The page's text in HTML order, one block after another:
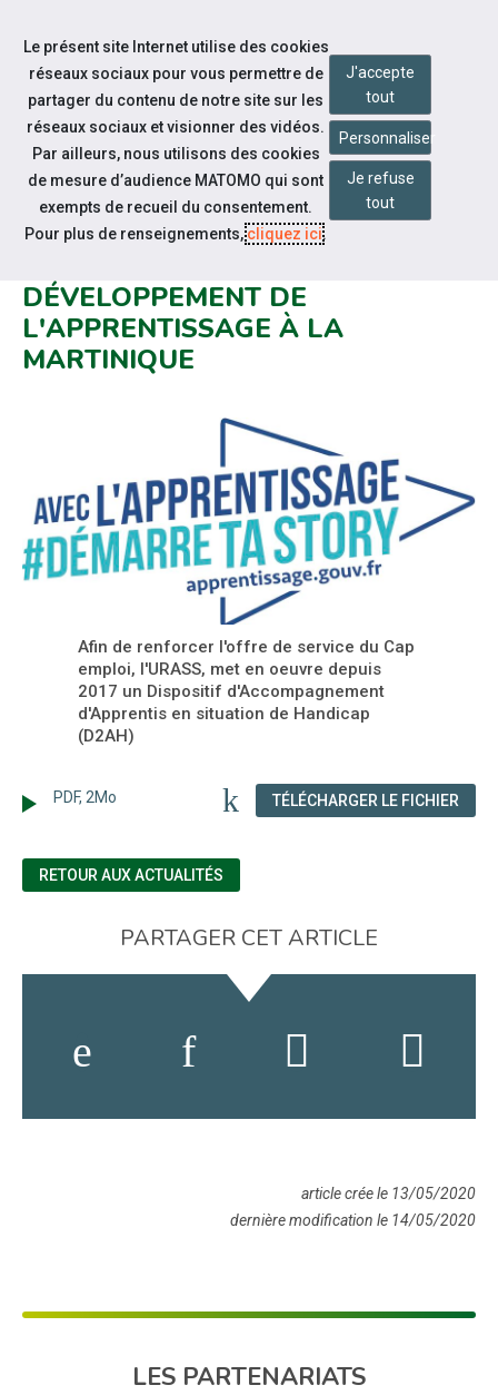
Aller au contenu
Notre actualité
CAP EMPLOI ET LE D2AH,
DÉVELOPPEMENT DE
L'APPRENTISSAGE À LA
MARTINIQUE
Afin de renforcer l'offre de service du Cap
emploi, l'URASS, met en oeuvre depuis
2017 un Dispositif d'Accompagnement
d'Apprentis en situation de Handicap
(D2AH)
PDF, 2Mo TÉLÉCHARGER LE FICHIER
RETOUR AUX ACTUALITÉS
PARTAGER CET ARTICLE
article crée le 13/05/2020
dernière modification le 14/05/2020
LES PARTENARIATS
Le présent site Internet utilise des cookies
réseaux sociaux pour vous permettre de
partager du contenu de notre site sur les
réseaux sociaux et visionner des vidéos.
Par ailleurs, nous utilisons des cookies
de mesure d’audience MATOMO qui sont
exempts de recueil du consentement.
Pour plus de renseignements,cliquez ici.
J'accepte
tout
Personnaliser
Je refuse
tout